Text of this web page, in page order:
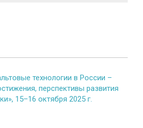
технологии в России –
перспективы развития
15–16 октября 2025 г.